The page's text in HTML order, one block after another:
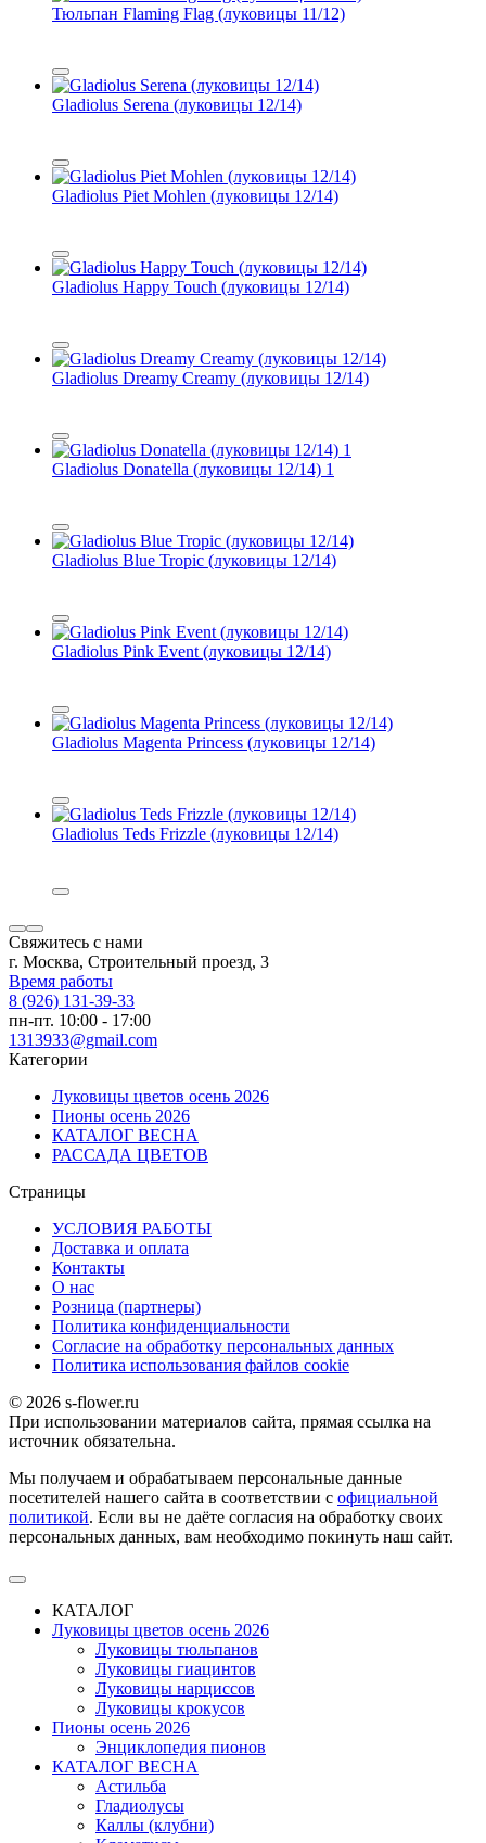
Тюльпан Flaming Flag (луковицы 11/12)
Gladiolus Serena (луковицы 12/14)
Gladiolus Piet Mohlen (луковицы 12/14)
Gladiolus Happy Touch (луковицы 12/14)
Gladiolus Dreamy Creamy (луковицы 12/14)
Gladiolus Donatella (луковицы 12/14) 1
Gladiolus Blue Tropic (луковицы 12/14)
Gladiolus Pink Event (луковицы 12/14)
Gladiolus Magenta Princess (луковицы 12/14)
Gladiolus Teds Frizzle (луковицы 12/14)
Свяжитесь с нами
г. Москва, Строительный проезд, 3
Время работы
8 (926) 131-39-33
пн-пт. 10:00 - 17:00
1313933@gmail.com
Категории
Луковицы цветов осень 2026
Пионы осень 2026
КАТАЛОГ ВЕСНА
РАССАДА ЦВЕТОВ
Страницы
УСЛОВИЯ РАБОТЫ
Доставка и оплата
Контакты
О наc
Розница (партнеры)
Политика конфиденциальности
Согласие на обработку персональных данных
Политика использования файлов сookie
© 2026 s-flower.ru
При использовании материалов сайта, прямая ссылка на
источник обязательна.
Мы получаем и обрабатываем персональные данные
посетителей нашего сайта в соответствии с официальной
политикой. Если вы не даёте согласия на обработку своих
персональных данных, вам необходимо покинуть наш сайт.
КАТАЛОГ
Луковицы цветов осень 2026
Луковицы тюльпанов
Луковицы гиацинтов
Луковицы нарциссов
Луковицы крокусов
Пионы осень 2026
Энциклопедия пионов
КАТАЛОГ ВЕСНА
Астильба
Гладиолусы
Каллы (клубни)